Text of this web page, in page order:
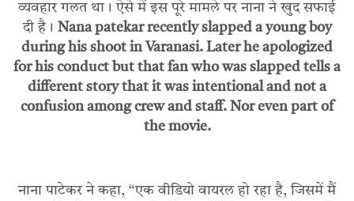
व्यवहार गलत था। ऐसे में इस पूरे मामले पर नाना ने खुद सफाई
दी है। Nana patekar recently slapped a young boy
during his shoot in Varanasi. Later he apologized
for his conduct but that fan who was slapped tells a
different story that it was intentional and not a
confusion among crew and staff. Nor even part of
the movie.
नाना पाटेकर ने कहा, “एक वीडियो वायरल हो रहा है, जिसमें मैं